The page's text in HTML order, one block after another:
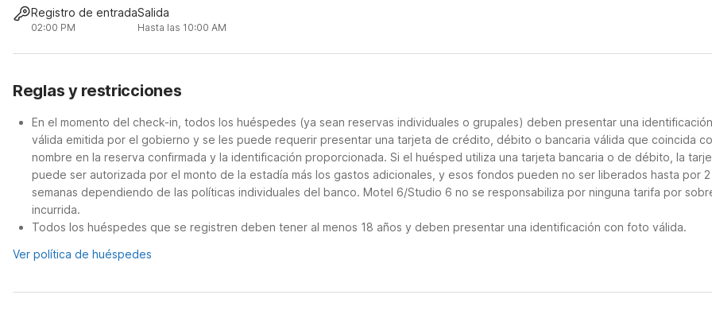
Registro de entrada
02:00 PM
Salida
Hasta las 10:00 AM
Reglas y restricciones
En el momento del check-in, todos los huéspedes (ya sean reservas individuales o grupales) deben presentar una identificación
válida emitida por el gobierno y se les puede requerir presentar una tarjeta de crédito, débito o bancaria válida que coincida
nombre en la reserva confirmada y la identificación proporcionada. Si el huésped utiliza una tarjeta bancaria o de débito, la
puede ser autorizada por el monto de la estadía más los gastos adicionales, y esos fondos pueden no ser liberados hasta por 2
semanas dependiendo de las políticas individuales del banco. Motel 6/Studio 6 no se responsabiliza por ninguna tarifa por
incurrida.
Todos los huéspedes que se registren deben tener al menos 18 años y deben presentar una identificación con foto válida.
Ver política de huéspedes